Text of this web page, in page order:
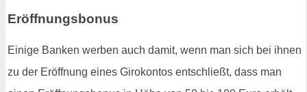
Eröffnungsbonus
Einige Banken werben auch damit, wenn man sich bei ihnen
zu der Eröffnung eines Girokontos entschließt, dass man